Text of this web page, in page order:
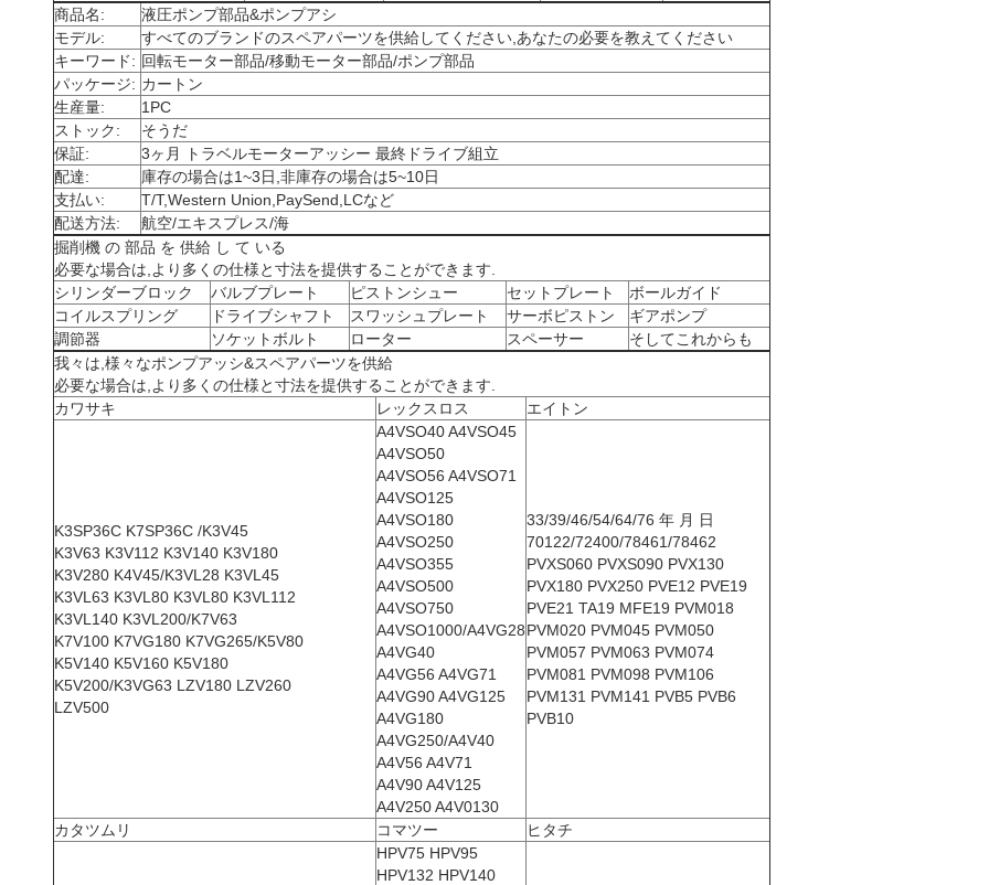
商品名:
液圧ポンプ部品&ポンプアシ
モデル:
すべてのブランドのスペアパーツを供給してください,あなたの必要を教えてください
キーワード: 回転モーター部品/移動モーター部品/ポンプ部品
パッケージ: カートン
生産量:
1PC
ストック:
そうだ
保証:
3ヶ月 トラベルモーターアッシー 最終ドライブ組立
配達:
庫存の場合は1~3日,非庫存の場合は5~10日
支払い:
T/T,Western Union,PaySend,LCなど
配送方法:
航空/エキスプレス/海
掘削機 の 部品 を 供給 し て いる
必要な場合は,より多くの仕様と寸法を提供することができます.
シリンダーブロック
バルブプレート ピストンシュー セットプレート
ボールガイド
コイルスプリング
ドライブシャフト スワッシュプレート サーボピストン
ギアポンプ
調節器
ソケットボルト ローター スペーサー
そしてこれからも
我々は,様々なポンプアッシ&スペアパーツを供給
必要な場合は,より多くの仕様と寸法を提供することができます.
カワサキ
レックスロス エイトン
K3SP36C K7SP36C /K3V45
K3V63 K3V112 K3V140 K3V180
K3V280 K4V45/K3VL28 K3VL45
K3VL63 K3VL80 K3VL80 K3VL112
K3VL140 K3VL200/K7V63
K7V100 K7VG180 K7VG265/K5V80
K5V140 K5V160 K5V180
K5V200/K3VG63 LZV180 LZV260
LZV500
A4VSO40 A4VSO45
A4VSO50
A4VSO56 A4VSO71
A4VSO125
A4VSO180
A4VSO250
A4VSO355
A4VSO500
A4VSO750
A4VSO1000/A4VG28
A4VG40
A4VG56 A4VG71
A4VG90 A4VG125
A4VG180
A4VG250/A4V40
A4V56 A4V71
A4V90 A4V125
A4V250 A4V0130
33/39/46/54/64/76 年 月 日
70122/72400/78461/78462
PVXS060 PVXS090 PVX130
PVX180 PVX250 PVE12 PVE19
PVE21 TA19 MFE19 PVM018
PVM020 PVM045 PVM050
PVM057 PVM063 PVM074
PVM081 PVM098 PVM106
PVM131 PVM141 PVB5 PVB6
PVB10
カタツムリ コマツー ヒタチ
HPV75 HPV95
HPV132 HPV140